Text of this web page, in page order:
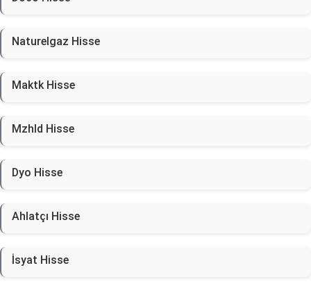
Naturelgaz Hisse
Maktk Hisse
Mzhld Hisse
Dyo Hisse
Ahlatçı Hisse
İsyat Hisse